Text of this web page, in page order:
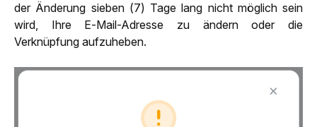
der Änderung sieben (7) Tage lang nicht möglich sein
wird, Ihre E-Mail-Adresse zu ändern oder die
Verknüpfung aufzuheben.